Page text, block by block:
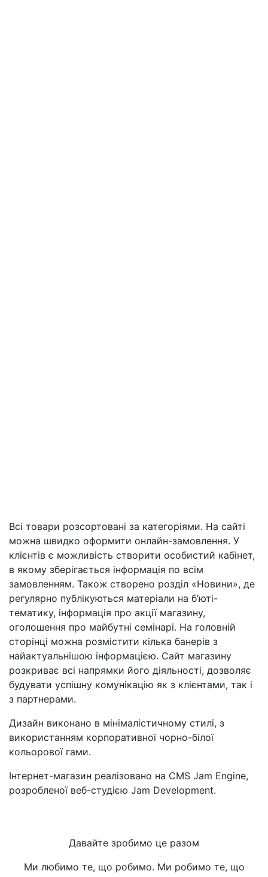
Всі товари розсортовані за категоріями. На сайті
можна швидко оформити онлайн-замовлення. У
клієнтів є можливість створити особистий кабінет,
в якому зберігається інформація по всім
замовленням. Також створено розділ «Новини», де
регулярно публікуються матеріали на б’юті-
тематику, інформація про акції магазину,
оголошення про майбутні семінарі. На головній
сторінці можна розмістити кілька банерів з
найактуальнішою інформацією. Сайт магазину
розкриває всі напрямки його діяльності, дозволяє
будувати успішну комунікацію як з клієнтами, так і
з партнерами.
Дизайн виконано в мінімалістичному стилі, з
використанням корпоративної чорно-білої
кольорової гами.
Інтернет-магазин реалізовано на CMS Jam Engine,
розробленої веб-студією Jam Development.
Давайте зробимо це разом
Ми любимо те, що робимо. Ми робимо те, що